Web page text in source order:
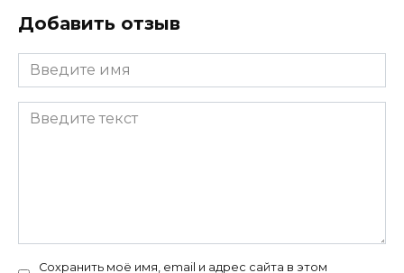
Добавить отзыв
Сохранить моё имя, email и адрес сайта в этом